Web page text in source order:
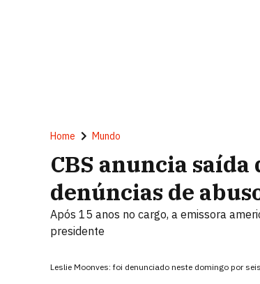
Home Mundo
CBS anuncia
denúncias de
Após 15 anos no cargo, a emissora
presidente
Leslie Moonves: foi denunciado neste domingo por